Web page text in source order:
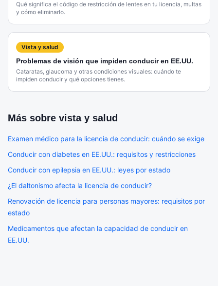
Qué significa el código de restricción de lentes en tu licencia, multas
y cómo eliminarlo.
Vista y salud
Problemas de visión que impiden conducir en EE.UU.
Cataratas, glaucoma y otras condiciones visuales: cuándo te
impiden conducir y qué opciones tienes.
Más sobre vista y salud
Examen médico para la licencia de conducir: cuándo se exige
Conducir con diabetes en EE.UU.: requisitos y restricciones
Conducir con epilepsia en EE.UU.: leyes por estado
¿El daltonismo afecta la licencia de conducir?
Renovación de licencia para personas mayores: requisitos por
estado
Medicamentos que afectan la capacidad de conducir en
EE.UU.